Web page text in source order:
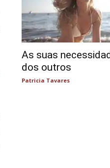
As suas
dos outros
Patricia Tavares